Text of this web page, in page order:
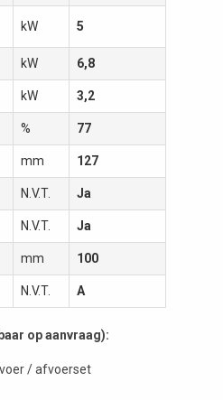
kW 5
kW 6,8
kW 3,2
% 77
mm 127
N.V.T. Ja
N.V.T. Ja
mm 100
N.V.T. A
op aanvraag):
/ afvoerset